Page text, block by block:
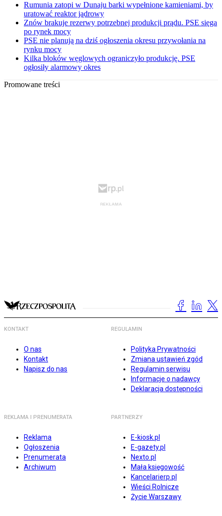
Rumunia zatopi w Dunaju barki wypełnione kamieniami, by
uratować reaktor jądrowy
Znów brakuje rezerwy potrzebnej produkcji prądu. PSE sięga
po rynek mocy
PSE nie planują na dziś ogłoszenia okresu przywołania na
rynku mocy
Kilka bloków węglowych ograniczyło produkcję. PSE
ogłosiły alarmowy okres
Promowane treści
KONTAKT
O nas
Kontakt
Napisz do nas
REGULAMIN
Polityka Prywatności
Zmiana ustawień zgód
Regulamin serwisu
Informacje o nadawcy
Deklaracja dostępności
REKLAMA I PRENUMERATA
Reklama
Ogłoszenia
Prenumerata
Archiwum
PARTNERZY
E-kiosk.pl
E-gazety.pl
Nexto.pl
Mała księgowość
Kancelarierp.pl
Wieści Rolnicze
Życie Warszawy